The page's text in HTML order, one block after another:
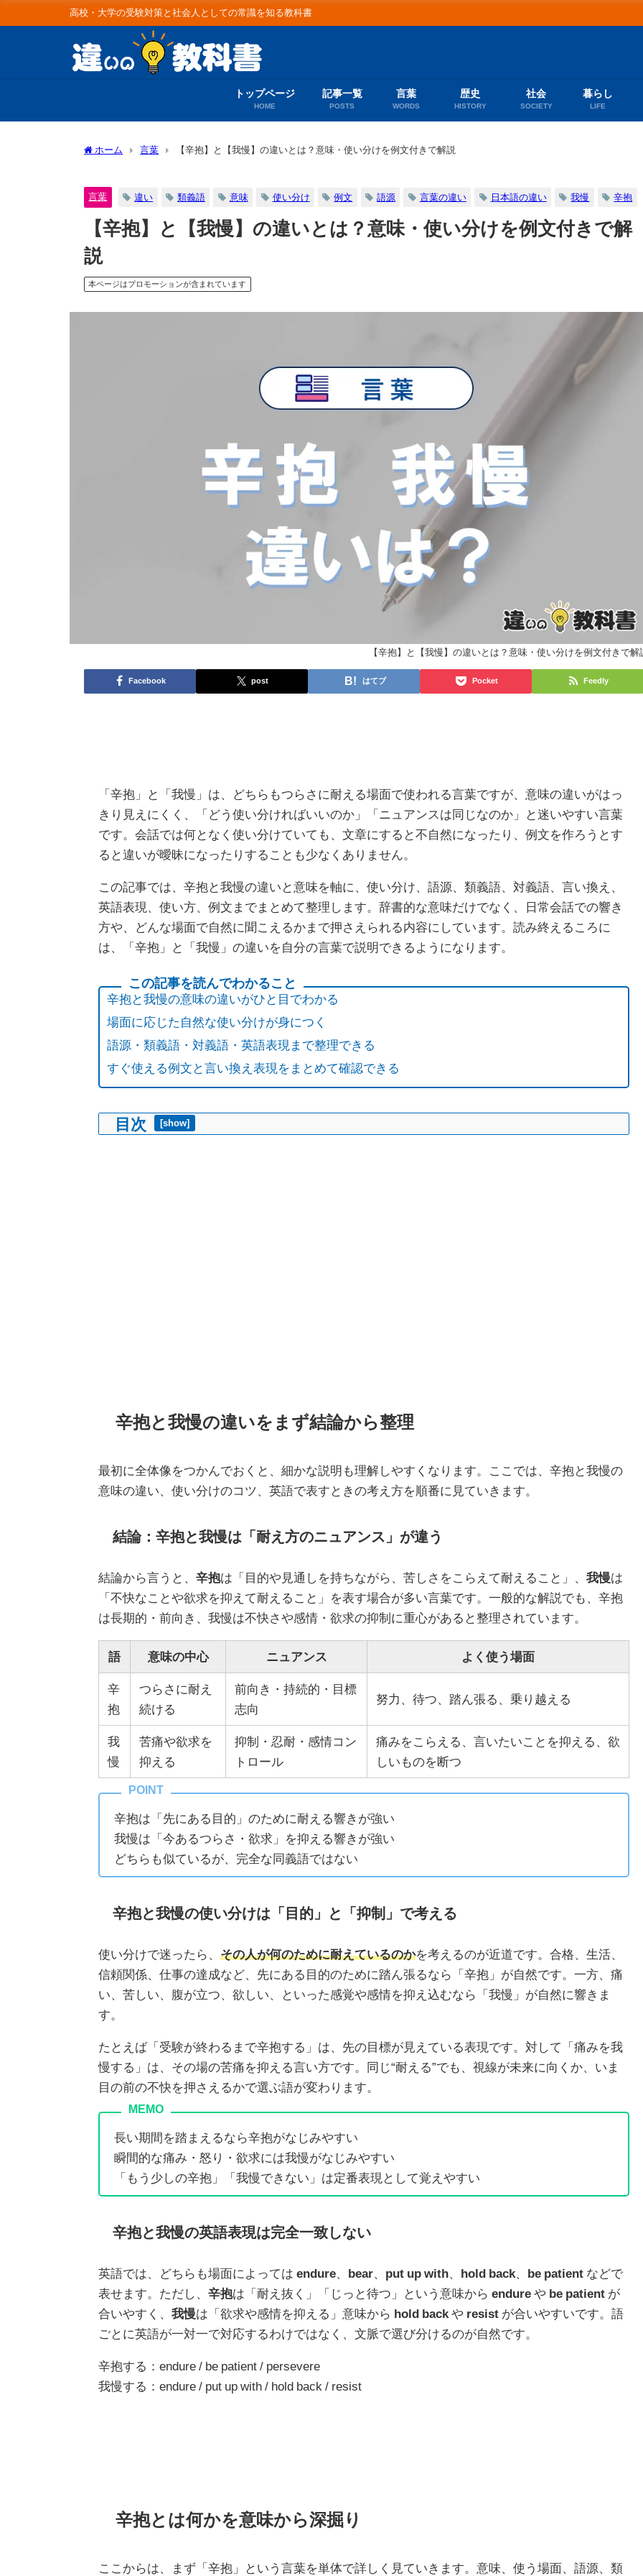
高校・大学の受験対策と社会人としての常識を知る教科書
トップページ
HOME
記事一覧
POSTS
言葉
WORDS
歴史
HISTORY
社会
SOCIETY
暮らし
LIFE
ホーム 言葉 【辛抱】と【我慢】の違いとは？意味・使い分けを例文付きで解説
言葉 違い 類義語 意味 使い分け 例文 語源 言葉の違い 日本語の違い 我慢 辛抱
【辛抱】と【我慢】の違いとは？意味・使い分けを例文付きで解
説
本ページはプロモーションが含まれています
【辛抱】と【我慢】の違いとは？意味・使い分けを例文付きで解
Facebook post はてブ Pocket Feedly
「辛抱」と「我慢」は、どちらもつらさに耐える場面で使われる言葉ですが、意味の違いがはっ
きり見えにくく、「どう使い分ければいいのか」「ニュアンスは同じなのか」と迷いやすい言葉
です。会話では何となく使い分けていても、文章にすると不自然になったり、例文を作ろうとす
ると違いが曖昧になったりすることも少なくありません。
この記事では、辛抱と我慢の違いと意味を軸に、使い分け、語源、類義語、対義語、言い換え、
英語表現、使い方、例文までまとめて整理します。辞書的な意味だけでなく、日常会話での響き
方や、どんな場面で自然に聞こえるかまで押さえられる内容にしています。読み終えるころに
は、「辛抱」と「我慢」の違いを自分の言葉で説明できるようになります。
辛抱と我慢の意味の違いがひと目でわかる
場面に応じた自然な使い分けが身につく
語源・類義語・対義語・英語表現まで整理できる
すぐ使える例文と言い換え表現をまとめて確認できる
目次 [show]
辛抱と我慢の違いをまず結論から整理
最初に全体像をつかんでおくと、細かな説明も理解しやすくなります。ここでは、辛抱と我慢の
意味の違い、使い分けのコツ、英語で表すときの考え方を順番に見ていきます。
結論：辛抱と我慢は「耐え方のニュアンス」が違う
結論から言うと、 辛抱は「目的や見通しを持ちながら、苦しさをこらえて耐えること」、 我慢は
「不快なことや欲求を抑えて耐えること」を表す場合が多い言葉です。一般的な解説でも、辛抱
は長期的・前向き、我慢は不快さや感情・欲求の抑制に重心があると整理されています。
語 意味の中心 ニュアンス よく使う場面
辛
抱
つらさに耐え
続ける
前向き・持続的・目標
志向
努力、待つ、踏ん張る、乗り越える
我
慢
苦痛や欲求を
抑える
抑制・忍耐・感情コン
トロール
痛みをこらえる、言いたいことを抑える、欲
しいものを断つ
辛抱は「先にある目的」のために耐える響きが強い
我慢は「今あるつらさ・欲求」を抑える響きが強い
どちらも似ているが、完全な同義語ではない
辛抱と我慢の使い分けは「目的」と「抑制」で考える
使い分けで迷ったら、 その人が何のために耐えているのかを考えるのが近道です。合格、生活、
信頼関係、仕事の達成など、先にある目的のために踏ん張るなら「辛抱」が自然です。一方、痛
い、苦しい、腹が立つ、欲しい、といった感覚や感情を抑え込むなら「我慢」が自然に響きま
す。
たとえば「受験が終わるまで辛抱する」は、先の目標が見えている表現です。対して「痛みを我
慢する」は、その場の苦痛を抑える言い方です。同じ“耐える”でも、視線が未来に向くか、いま
目の前の不快を押さえるかで選ぶ語が変わります。
長い期間を踏まえるなら辛抱がなじみやすい
瞬間的な痛み・怒り・欲求には我慢がなじみやすい
「もう少しの辛抱」「我慢できない」は定番表現として覚えやすい
辛抱と我慢の英語表現は完全一致しない
英語では、どちらも場面によっては endure bear put up with hold back be patient などで
表せます。ただし、 辛抱は「耐え抜く」「じっと待つ」という意味から endure や be patient が
合いやすく、 我慢は「欲求や感情を抑える」意味から hold back や resist が合いやすいです。語
ごとに英語が一対一で対応するわけではなく、文脈で選び分けるのが自然です。
辛抱する：endure / be patient / persevere
我慢する：endure / put up with / hold back / resist
辛抱とは何かを意味から深掘り
ここからは、まず「辛抱」という言葉を単体で詳しく見ていきます。意味、使う場面、語源、類